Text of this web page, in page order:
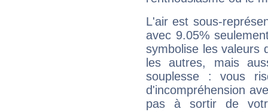
L'air est sous-
avec 9.05%
symbolise les valeurs
les autres, mais
souplesse : vous
d'incompréhension
pas à sortir de